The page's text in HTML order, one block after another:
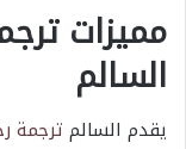
مميزات
السالم
يقدم السالم ترجمة